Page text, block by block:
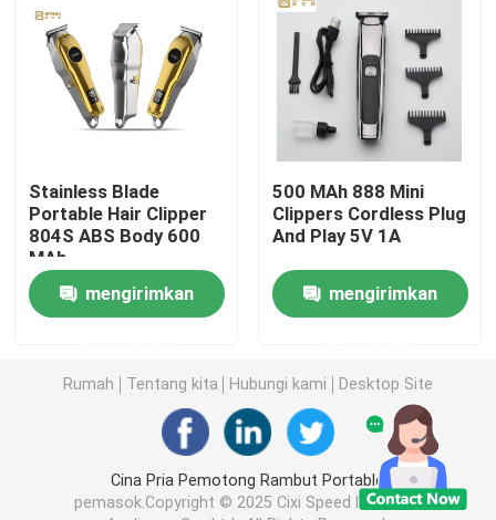
Pemangkas Rambut Tahan Air
Kit perawatan rambut
Low Noise Hair Clipper
Trimmer Rambut Mikro
Mesin pemotong rambut komersial
Alat Pemotong Rambut yang Portabel
Stainless Blade
Portable Hair Clipper
804S ABS Body 600
MAh
mengirimkan
500 MAh 888 Mini
Clippers Cordless Plug
And Play 5V 1A
mengirimkan
Rumah Tentang kita Hubungi kami Desktop Site
Cina Pria Pemotong Rambut Portable
pemasok.Copyright © 2025 Cixi Speed Electrical